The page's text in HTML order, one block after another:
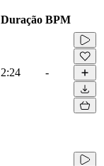
Duração BPM
2:24 -